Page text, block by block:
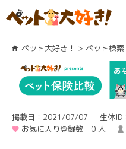
ペット大好き！ ペット検索
掲載日：2021/07/07
生体
お気に入り登録数 0 人